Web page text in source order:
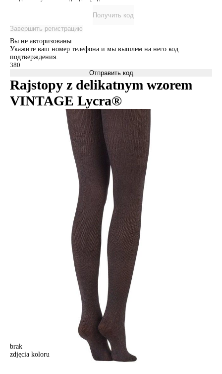
Получить код
Завершить регистрацию
Вы не авторизованы
Укажите ваш номер телефона и мы вышлем на него код
подтверждения.
Отправить код
Rajstopy z delikatnym wzorem
VINTAGE Lycra®
brak
zdjęcia koloru
Rajstopy damskie FANTASY VINTAGE, r. 2, grafit